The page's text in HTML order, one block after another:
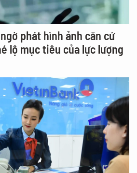
phát hình ảnh căn cứ
lộ mục tiêu của lực lượng